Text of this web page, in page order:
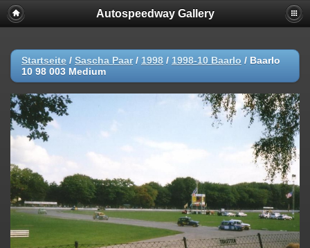
Autospeedway Gallery
Startseite / Sascha Paar/ 1998 / 1998-10 Baarlo / Baarlo
10 98 003 Medium